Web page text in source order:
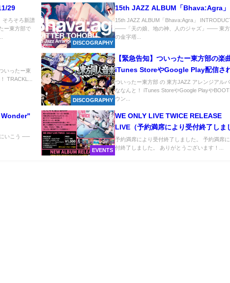
29
そろそろ新譜
ー東方部で
DISCOGRAPHY
15th JAZZ ALBUM「Bhava:Agra」
15th JAZZ ALBUM「Bhava:Agra」
――「天の娘、地の神、人のジャズ」―― 東方
の金字塔...
いったー東
TRACKL...
DISCOGRAPHY
【緊急告知】ついったー東方部の楽
iTunes StoreやGoogle Play配信さ
す。
ついったー東方部 の 東方JAZZ アレンジアル
ななんと！ iTunes StoreやGoogle Playや
ウン...
いこう ──
EVENTS
WE ONLY LIVE TWICE RELEASE
LIVE（予約満席により受付終了しま
た。）
予約満席により受付終了しました。 予約満席
付終了しました。 ありがとうございます！...